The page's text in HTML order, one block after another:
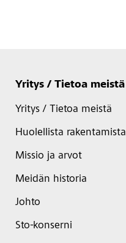
Yritys / Tietoa meistä
Yritys / Tietoa meistä
Huolellista rakentamista
Missio ja arvot
Meidän historia
Johto
Sto-konserni